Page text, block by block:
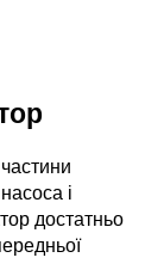
і
достатньо